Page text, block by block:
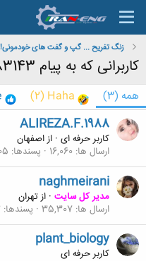
زنگ تفریح ... گپ و گفت های خودمونی!
کاربرانی که به پیام 83143# واکنش نشان داده اند
همه (3)
Haha
(2)
ALIREZA.F.1988
کاربر حرفه ای · ازاصفهان
ارسال ها 16,060 پسندها
naghmeirani
مدیر کل سایت · ازتهران
ارسال ها 35,307 پسندها
plant_biology
کاربر حرفه ای